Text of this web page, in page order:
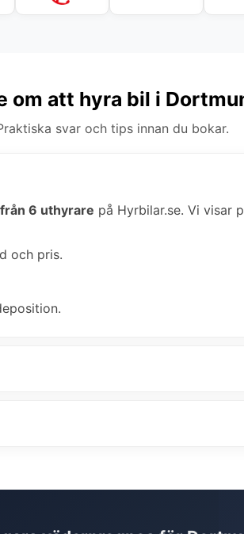
om att hyra bil i
svar och tips innan du bokar.
6 uthyrare på Hyrbilar.se. Vi visar
och pris.